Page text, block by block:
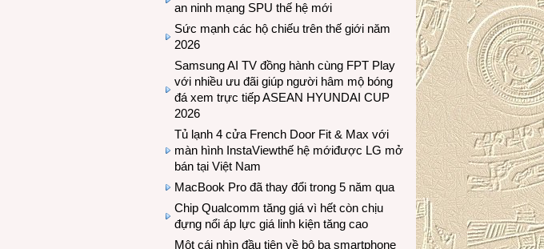
an ninh mạng SPU thế hệ mới
Sức mạnh các hộ chiếu trên thế giới năm
2026
Samsung AI TV đồng hành cùng FPT Play
với nhiều ưu đãi giúp người hâm mộ bóng
đá xem trực tiếp ASEAN HYUNDAI CUP
2026
Tủ lạnh 4 cửa French Door Fit & Max với
màn hình InstaViewthế hệ mớiđược LG mở
bán tại Việt Nam
MacBook Pro đã thay đổi trong 5 năm qua
Chip Qualcomm tăng giá vì hết còn chịu
đựng nổi áp lực giá linh kiện tăng cao
Một cái nhìn đầu tiên về bộ ba smartphone